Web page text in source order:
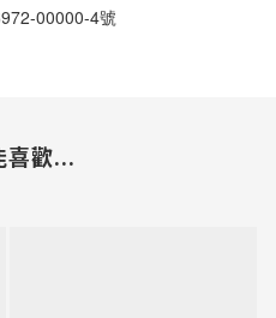
00000-4號
喜歡...